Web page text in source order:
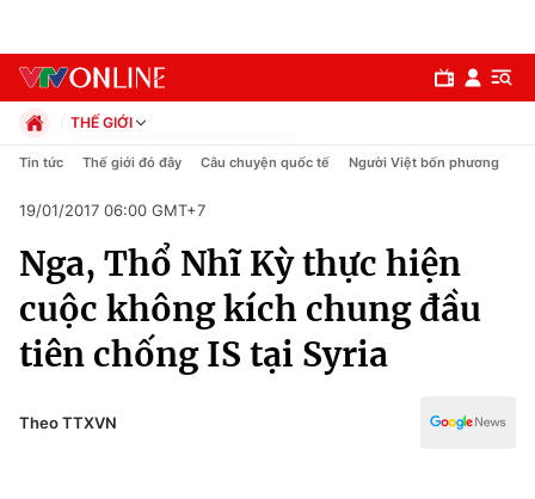
Chuyên mục
Chính trị
Xã hội
Pháp luật
THẾ GIỚI
Chính trị
Pháp luật
Kinh tế
Thể thao
Truyền hình
Văn hóa - Giải trí
Tin tức Thế giới đó đây Câu chuyện quốc tế Người Việt bốn phương
19/01/2017 06:00 GMT+7
Nga, Thổ Nhĩ Kỳ thực hiện
cuộc không kích chung đầu
tiên chống IS tại Syria
Theo TTXVN